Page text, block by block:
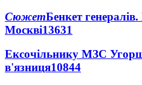
СюжетБенкет
Москві13631
Ексочільнику МЗС
в'язниця10844